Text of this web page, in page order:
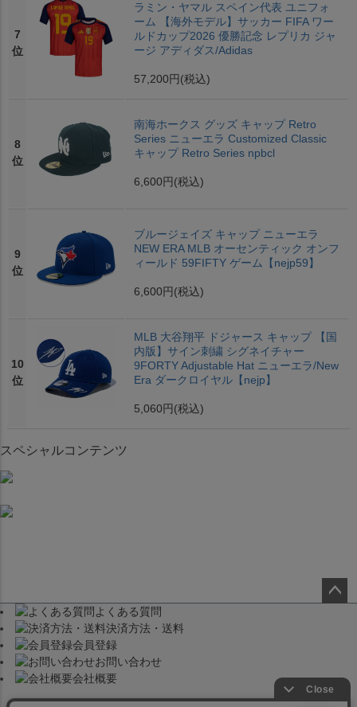
7
位
ラミン・ヤマル スペイン代表 ユニフォ
ーム 【海外モデル】サッカー FIFA ワー
ルドカップ2026 優勝記念 レプリカ ジャ
ージ アディダス/Adidas
57,200円 (税込)
8
位
南海ホークス グッズ キャップ Retro
Series ニューエラ Customized Classic
キャップ Retro Series npbcl
6,600円 (税込)
9
位
ブルージェイズ キャップ ニューエラ
NEW ERA MLB オーセンティック オンフ
ィールド 59FIFTY ゲーム【nejp59】
6,600円 (税込)
10
位
MLB 大谷翔平 ドジャース キャップ 【国
内版】サイン刺繍 シグネイチャー
9FORTY Adjustable Hat ニューエラ/New
Era ダークロイヤル【nejp】
5,060円 (税込)
スペシャルコンテンツ
よくある質問
決済方法・送料
会員登録
お問い合わせ
会社概要